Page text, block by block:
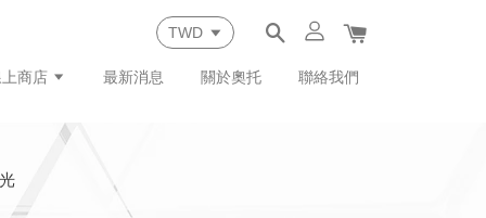
商店 最新消息 關於奧托 聯絡我們